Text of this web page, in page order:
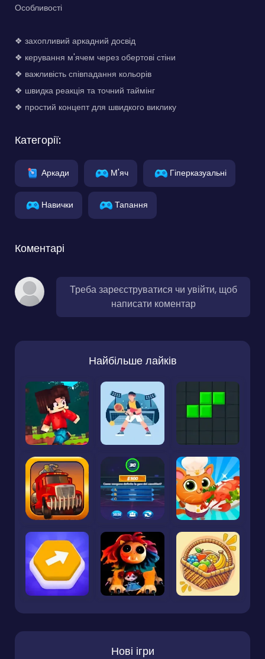
Особливості
❖ захопливий аркадний досвід
❖ керування м'ячем через обертові стіни
❖ важливість співпадання кольорів
❖ швидка реакція та точний таймінг
❖ простий концепт для швидкого виклику
Категорії:
Аркади М'яч Гіперказуальні
Навички Тапання
Коментарі
Треба зареєструватися чи увійти, щоб
написати коментар
Найбільше лайків
Нові ігри